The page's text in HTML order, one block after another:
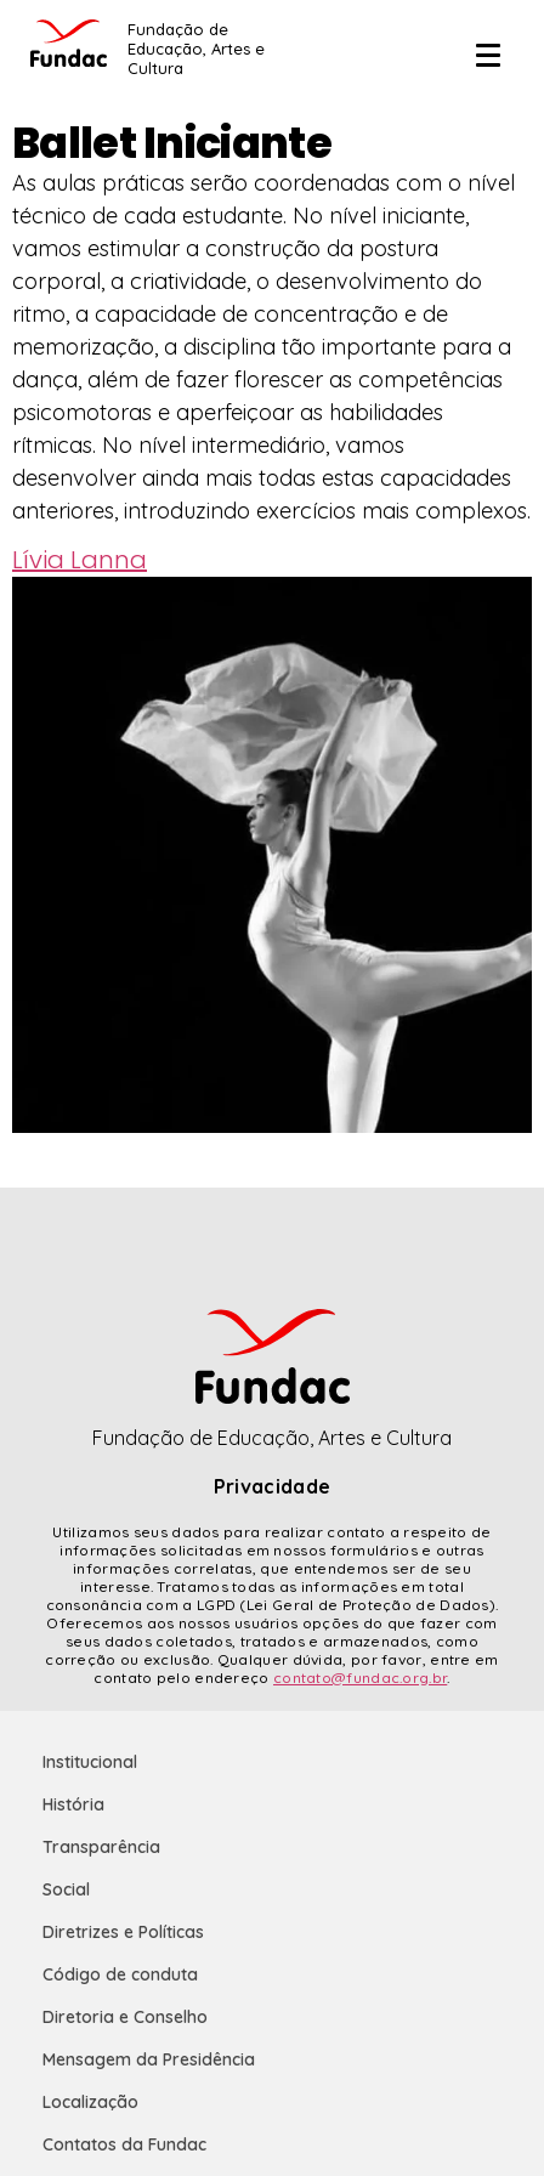
Fundação de
Educação, Artes e
Cultura
Ballet Iniciante
As aulas práticas serão coordenadas com o nível
técnico de cada estudante. No nível iniciante,
vamos estimular a construção da postura
corporal, a criatividade, o desenvolvimento do
ritmo, a capacidade de concentração e de
memorização, a disciplina tão importante para a
dança, além de fazer florescer as competências
psicomotoras e aperfeiçoar as habilidades
rítmicas. No nível intermediário, vamos
desenvolver ainda mais todas estas capacidades
anteriores, introduzindo exercícios mais complexos.
Lívia Lanna
Fundação de Educação, Artes e Cultura
Privacidade
Utilizamos seus dados para realizar contato a respeito de
informações solicitadas em nossos formulários e outras
informações correlatas, que entendemos ser de seu
interesse. Tratamos todas as informações em total
consonância com a LGPD (Lei Geral de Proteção de Dados).
Oferecemos aos nossos usuários opções do que fazer com
seus dados coletados, tratados e armazenados, como
correção ou exclusão. Qualquer dúvida, por favor, entre em
contato pelo endereço contato@fundac.org.br.
Institucional
História
Transparência
Social
Diretrizes e Políticas
Código de conduta
Diretoria e Conselho
Mensagem da Presidência
Localização
Contatos da Fundac